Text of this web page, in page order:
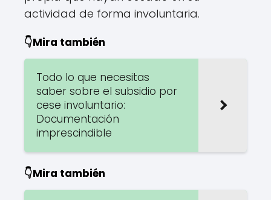
actividad de forma involuntaria.
👇Mira también
Todo lo que necesitas
saber sobre el subsidio por
cese involuntario:
Documentación
imprescindible
👇Mira también